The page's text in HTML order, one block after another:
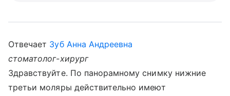
Отвечает Зуб Анна Андреевна
стоматолог-хирург
Здравствуйте. По панорамному снимку нижние
третьи моляры действительно имеют